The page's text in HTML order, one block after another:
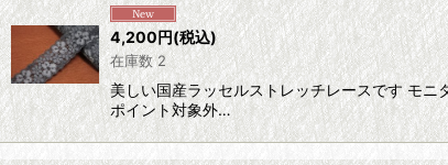
4,200円(税込)
在庫数 2
美しい国産ラッセルストレッチレースです モニ
ポイント対象外…